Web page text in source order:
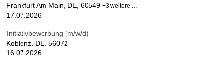
Frankfurt Am Main, DE, 60549 +3 weitere …
17.07.2026
Initiativbewerbung (m/w/d)
Koblenz, DE, 56072
16.07.2026